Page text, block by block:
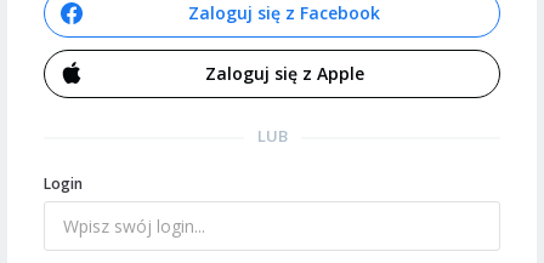
Zaloguj się z Facebook
Zaloguj się z Apple
LUB
Login